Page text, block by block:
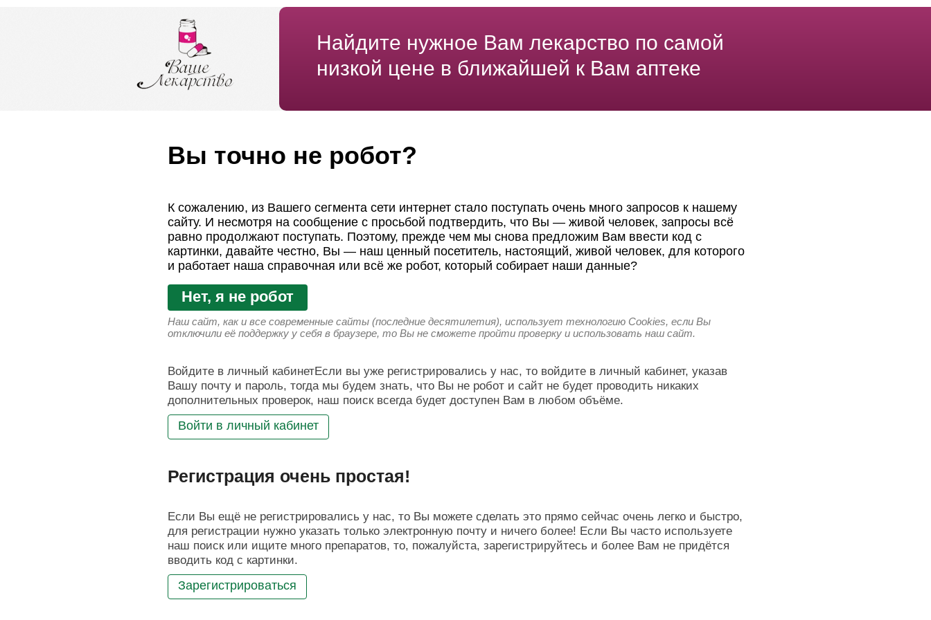
Найдите нужное Вам лекарство по самой
низкой цене в ближайшей к Вам аптеке
Вы точно не робот?
К сожалению, из Вашего сегмента сети интернет стало поступать очень много запросов к нашему
сайту. И несмотря на сообщение с просьбой подтвердить, что Вы — живой человек, запросы всё
равно продолжают поступать. Поэтому, прежде чем мы снова предложим Вам ввести код с
картинки, давайте честно, Вы — наш ценный посетитель, настоящий, живой человек, для которого
и работает наша справочная или всё же робот, который собирает наши данные?
Нет, я не робот
Наш сайт, как и все современные сайты (последние десятилетия), использует технологию Cookies, если Вы
отключили её поддержку у себя в браузере, то Вы не сможете пройти проверку и использовать наш сайт.
Войдите в личный кабинетЕсли вы уже регистрировались у нас, то войдите в личный кабинет, указав
Вашу почту и пароль, тогда мы будем знать, что Вы не робот и сайт не будет проводить никаких
дополнительных проверок, наш поиск всегда будет доступен Вам в любом объёме.
Войти в личный кабинет
Регистрация очень простая!
Если Вы ещё не регистрировались у нас, то Вы можете сделать это прямо сейчас очень легко и быстро,
для регистрации нужно указать только электронную почту и ничего более! Если Вы часто используете
наш поиск или ищите много препаратов, то, пожалуйста, зарегистрируйтесь и более Вам не придётся
вводить код с картинки.
Зарегистрироваться